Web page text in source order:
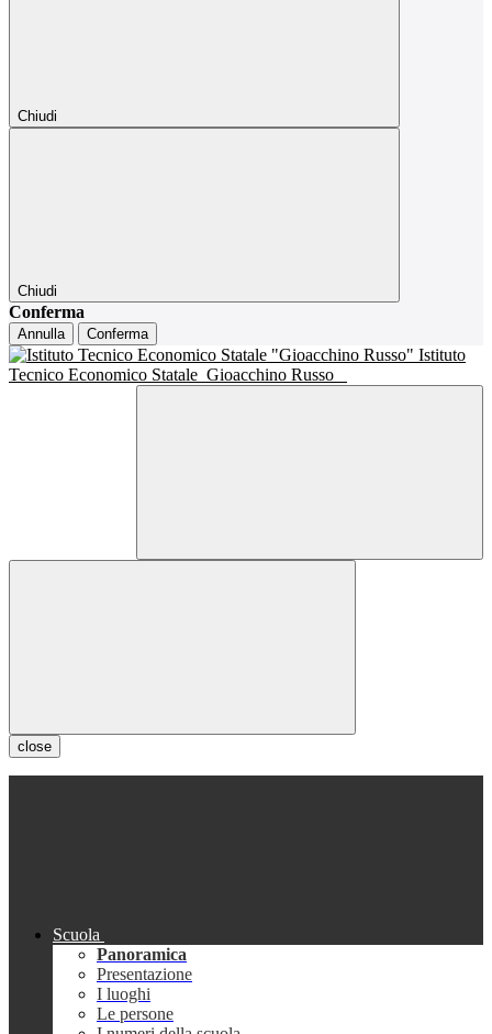
Chiudi
Chiudi
Conferma
Annulla Conferma
Istituto
Tecnico Economico Statale Gioacchino Russo
close
Scuola
Panoramica
Presentazione
I luoghi
Le persone